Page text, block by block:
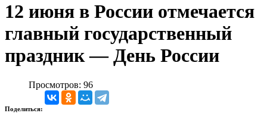
12 июня в России отмечается
главный государственный
праздник — День России
Просмотров: 96
Поделиться: